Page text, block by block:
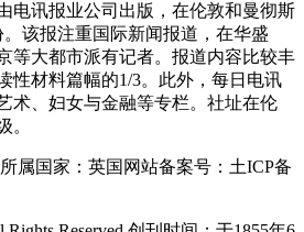
电讯报业公司出版，在伦敦和曼彻斯
该报注重国际新闻报道，在华盛
等大都市派有记者。报道内容比较丰
性材料篇幅的1/3。此外，每日电讯
术、妇女与金融等专栏。社址在伦
。
所属国家：英国网站备案号：土ICP备